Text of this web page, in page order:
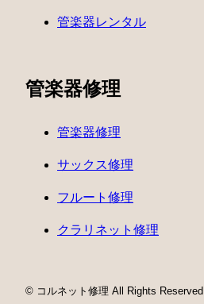
管楽器レンタル
管楽器修理
管楽器修理
サックス修理
フルート修理
クラリネット修理
© コルネット修理 All Rights Reserved.